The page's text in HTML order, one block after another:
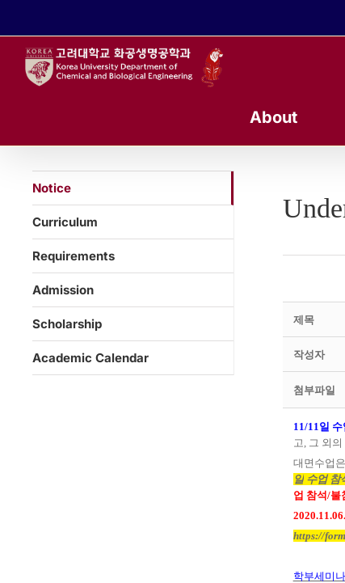
About
제목
작성자
첨부파일
11/11 일
고
그 외
대면수업
일수업 참
업 참석 /불
https://
학부세미
Notice
Curriculum
Requirements
Admission
Scholarship
Academic Calendar